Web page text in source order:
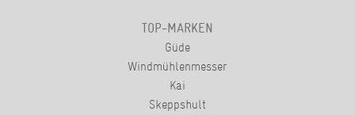
TOP-MARKEN
Güde
Windmühlenmesser
Kai
Skeppshult